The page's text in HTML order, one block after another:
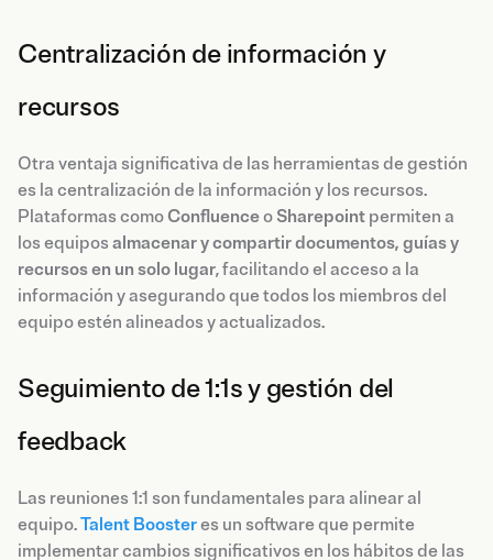
Centralización de información y
recursos
Otra ventaja significativa de las herramientas de gestión
es la centralización de la información y los recursos.
Plataformas como Confluenceo Sharepoint permiten a
los equipos almacenar y compartir documentos, guías y
recursos en un solo lugar, facilitando el acceso a la
información y asegurando que todos los miembros del
equipo estén alineados y actualizados.
Seguimiento de 1:1s y gestión del
feedback
Las reuniones 1:1 son fundamentales para alinear al
equipo.Talent Boosteres un software que permite
implementar cambios significativos en los hábitos de las